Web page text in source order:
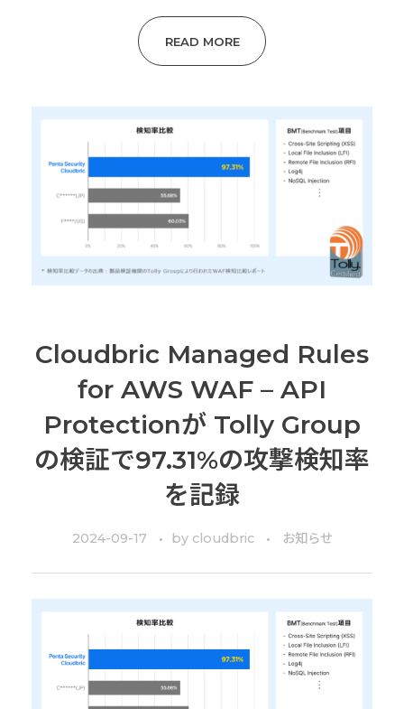
READ MORE
Cloudbric Managed Rules
for AWS WAF – API
Protectionが Tolly Group
の検証で97.31%の攻撃検知率
を記録
2024-09-17 by cloudbric お知らせ